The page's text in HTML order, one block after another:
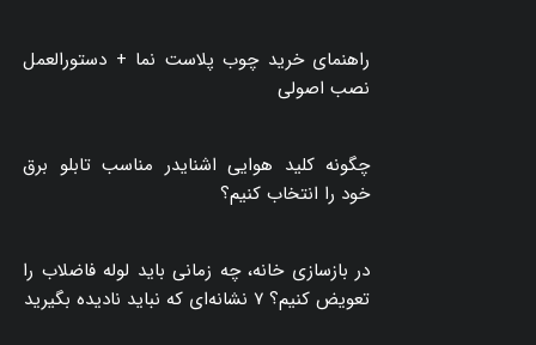
راهنمای خرید چوب پلاست نما + دستورالعمل
نصب اصولی
چگونه کلید هوایی اشنایدر مناسب تابلو برق
خود را انتخاب کنیم؟
در بازسازی خانه، چه زمانی باید لوله فاضلاب را
تعویض کنیم؟ ۷ نشانه‌ای که نباید نادیده بگیرید